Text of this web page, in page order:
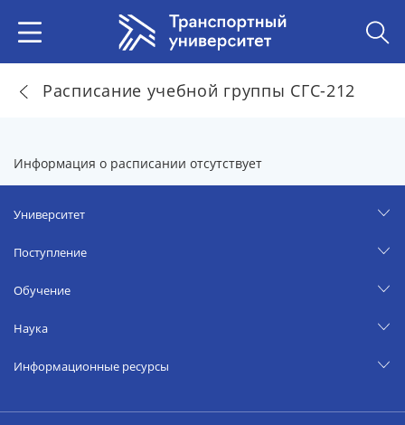
Расписание учебной группы СГС-212
Информация о расписании отсутствует
Университет
Поступление
Обучение
Наука
Информационные ресурсы